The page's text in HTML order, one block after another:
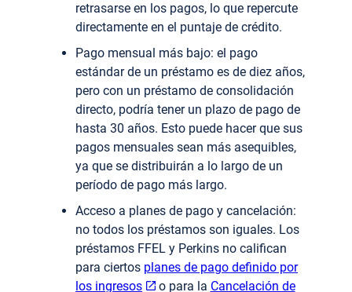
retrasarse en los pagos, lo que repercute
directamente en el puntaje de crédito.
Pago mensual más bajo: el pago
estándar de un préstamo es de diez años,
pero con un préstamo de consolidación
directo, podría tener un plazo de pago de
hasta 30 años. Esto puede hacer que sus
pagos mensuales sean más asequibles,
ya que se distribuirán a lo largo de un
período de pago más largo.
Acceso a planes de pago y cancelación:
no todos los préstamos son iguales. Los
préstamos FFEL y Perkins no califican
para ciertos planes de pago definido por
los ingresos
o para la Cancelación de